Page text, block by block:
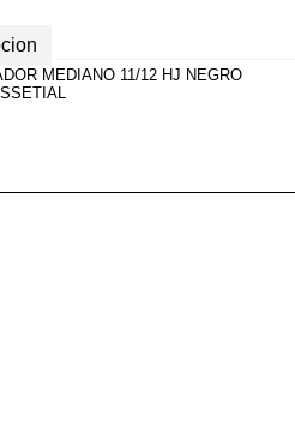
MEDIANO 11/12 HJ NEGRO